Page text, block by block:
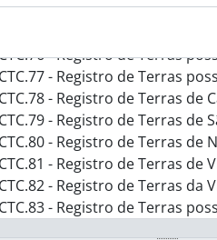
- Registro de Terras
- Registro de Terras de
de Terras possuídas por particulares
de Terras possuídas por particulares
- Registro de Terras
- Registro de Terras
- Registro de Terras
- Registro de Terras
- Registro de Terras
de Terras possuídas por